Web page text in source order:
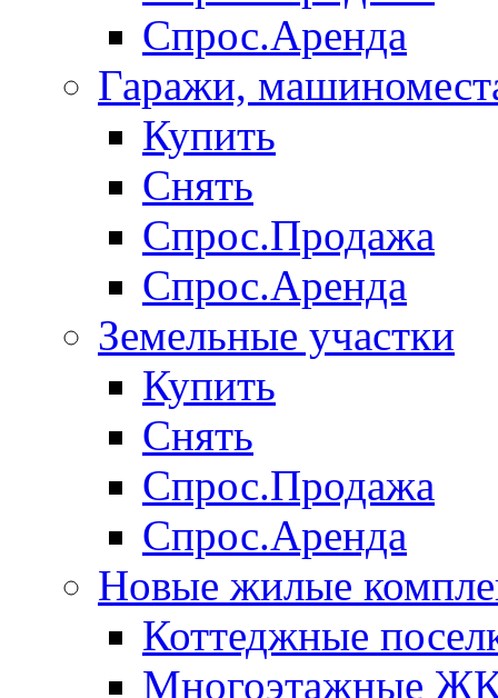
Спрос.Аренда
Гаражи,
Купить
Снять
Спрос.Продажа
Спрос.Аренда
Земельные участки
Купить
Снять
Спрос.Продажа
Спрос.Аренда
Новые жилые
Коттеджные
Многоэтажные